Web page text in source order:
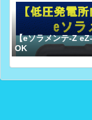
【eソラメンテ-Z
OK